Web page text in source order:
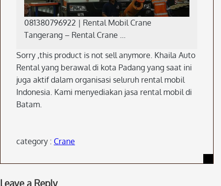
081380796922 | Rental Mobil Crane
Tangerang – Rental Crane …
Sorry ,this product is not sell anymore. Khaila Auto
Rental yang berawal di kota Padang yang saat ini
juga aktif dalam organisasi seluruh rental mobil
Indonesia. Kami menyediakan jasa rental mobil di
Batam.
category : Crane
Skip
Leave a Reply